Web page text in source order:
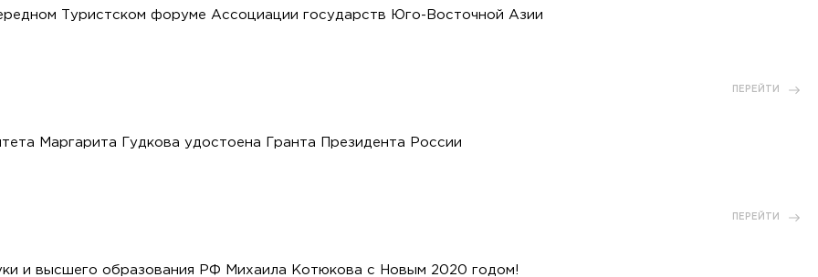
Туристском форуме Ассоциации государств Юго-Восточной Азии
ПЕРЕЙТИ
Маргарита Гудкова удостоена Гранта Президента России
ПЕРЕЙТИ
и высшего образования РФ Михаила Котюкова с Новым 2020 годом!